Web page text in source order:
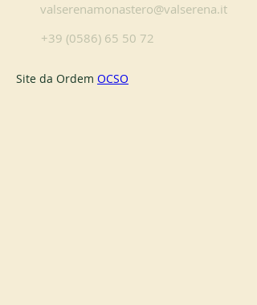
valserenamonastero@valserena.it
+39 (0586) 65 50 72
Site da Ordem OCSO